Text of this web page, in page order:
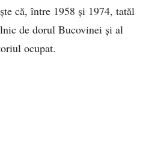
că, între 1958 și 1974, tatăl
de dorul Bucovinei și al
ocupat.